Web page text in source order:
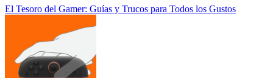
El Tesoro del Gamer: Guías y Trucos para Todos los Gustos